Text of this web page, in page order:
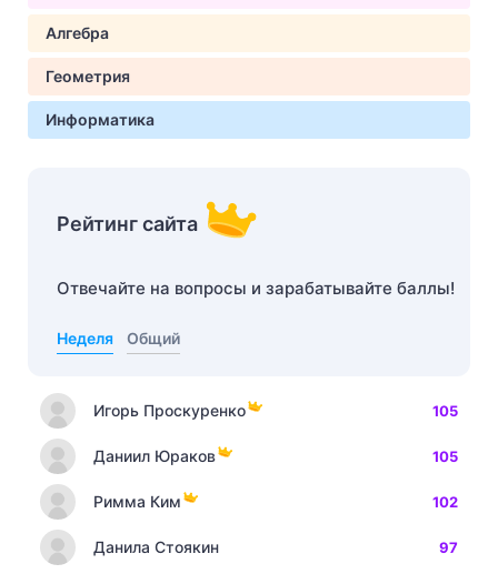
Алгебра
Геометрия
Информатика
Рейтинг сайта
Отвечайте на вопросы и зарабатывайте баллы!
Неделя Общий
Игорь Проскуренко 105
Даниил Юраков 105
Римма Ким 102
Данила Стоякин 97